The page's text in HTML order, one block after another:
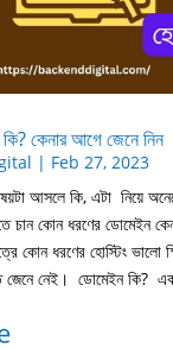
কেনার আগে জেনে নিন
| Feb 27, 2023
আসলে কি, এটা নিয়ে
চান কোন ধরণের ডোমেইন
কোন ধরণের হোস্টিং ভালো
জেনে নেই। ডোমেইন কি?